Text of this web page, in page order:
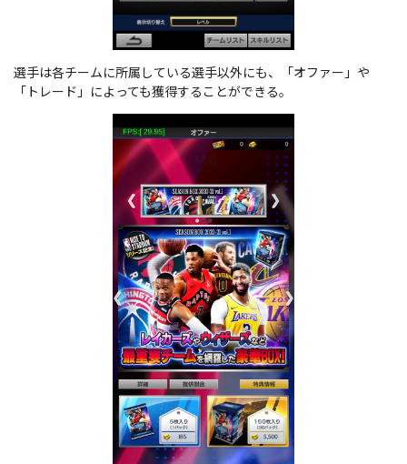
選手は各チームに所属している選手以外にも、「オファー」や
「トレード」によっても獲得することができる。